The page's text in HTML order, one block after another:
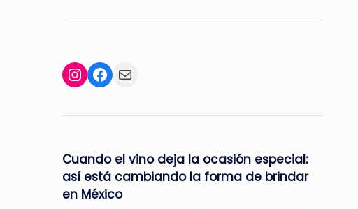
Instagram
Facebook
Mail
Cuando el vino deja la ocasión especial:
así está cambiando la forma de brindar
en México